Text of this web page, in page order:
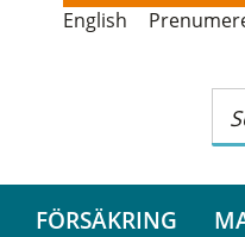
English
FÖRSÄKRING